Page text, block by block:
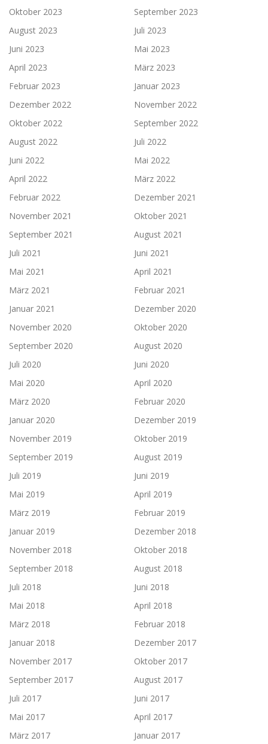
Oktober 2023
September 2023
August 2023
Juli 2023
Juni 2023
Mai 2023
April 2023
März 2023
Februar 2023
Januar 2023
Dezember 2022
November 2022
Oktober 2022
September 2022
August 2022
Juli 2022
Juni 2022
Mai 2022
April 2022
März 2022
Februar 2022
Dezember 2021
November 2021
Oktober 2021
September 2021
August 2021
Juli 2021
Juni 2021
Mai 2021
April 2021
März 2021
Februar 2021
Januar 2021
Dezember 2020
November 2020
Oktober 2020
September 2020
August 2020
Juli 2020
Juni 2020
Mai 2020
April 2020
März 2020
Februar 2020
Januar 2020
Dezember 2019
November 2019
Oktober 2019
September 2019
August 2019
Juli 2019
Juni 2019
Mai 2019
April 2019
März 2019
Februar 2019
Januar 2019
Dezember 2018
November 2018
Oktober 2018
September 2018
August 2018
Juli 2018
Juni 2018
Mai 2018
April 2018
März 2018
Februar 2018
Januar 2018
Dezember 2017
November 2017
Oktober 2017
September 2017
August 2017
Juli 2017
Juni 2017
Mai 2017
April 2017
März 2017
Januar 2017